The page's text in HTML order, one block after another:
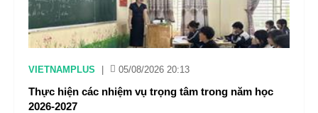
VIETNAMPLUS 05/08/2026 20:13
Thực hiện các nhiệm vụ trọng tâm trong năm học
2026-2027